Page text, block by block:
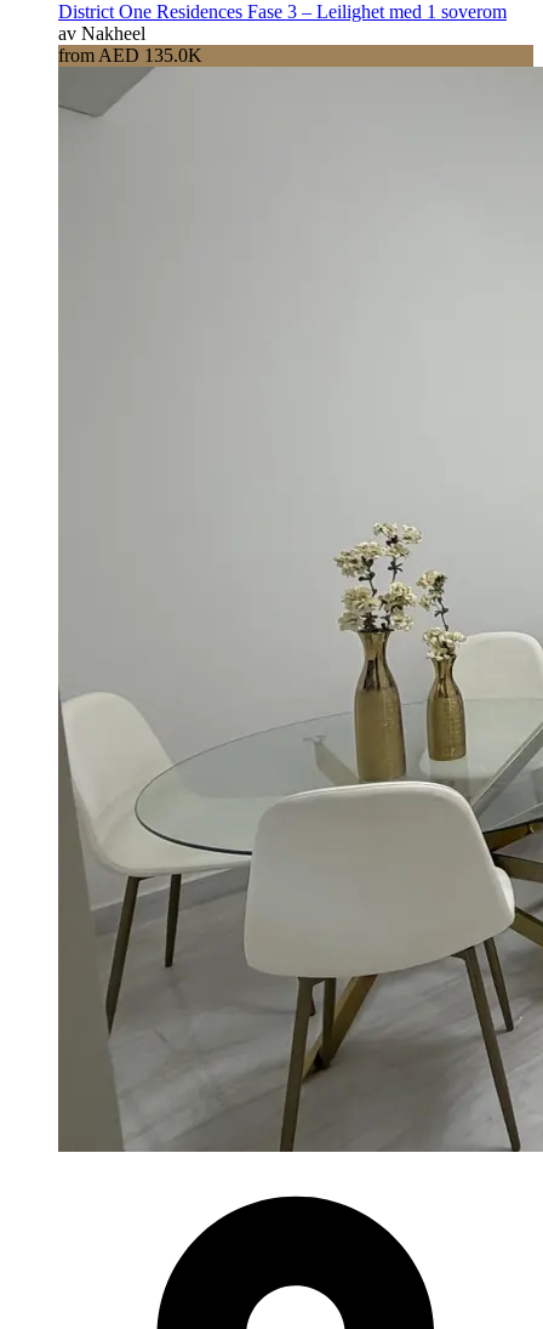
District One Residences Fase 3 – Leilighet med 1 soverom
av Nakheel
from AED 135.0K